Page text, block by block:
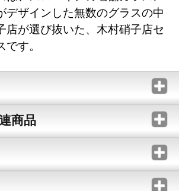
デザインした無数のグラスの中
店が選び抜いた、木村硝子店セ
す。
商品